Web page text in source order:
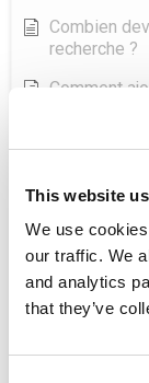
This website
We use
our traffic. We
and analytics
that they’ve
Combien
recherche ?
Comment
Afficher tous
Outils SEO
Asodesk -
Boomerank
Jetoctopus
Keyword